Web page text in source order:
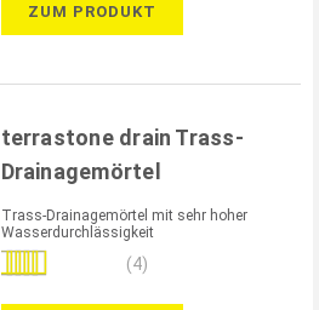
ZUM PRODUKT
terrastone drain Trass-
Drainagemörtel
Trass-Drainagemörtel mit sehr hoher
Wasserdurchlässigkeit
Bewertung:
(4)